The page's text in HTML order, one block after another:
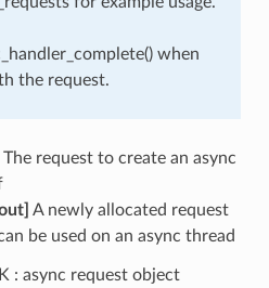
when
the request.
The request to create an async
A newly allocated request
be used on an async thread
: async request object